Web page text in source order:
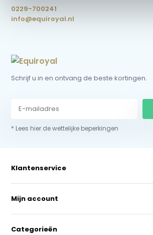
0229-700241
info@equiroyal.nl
Schrijf u in en ontvang de beste kortingen.
* Lees hier de wettelijke beperkingen
Klantenservice
Mijn account
Categorieën